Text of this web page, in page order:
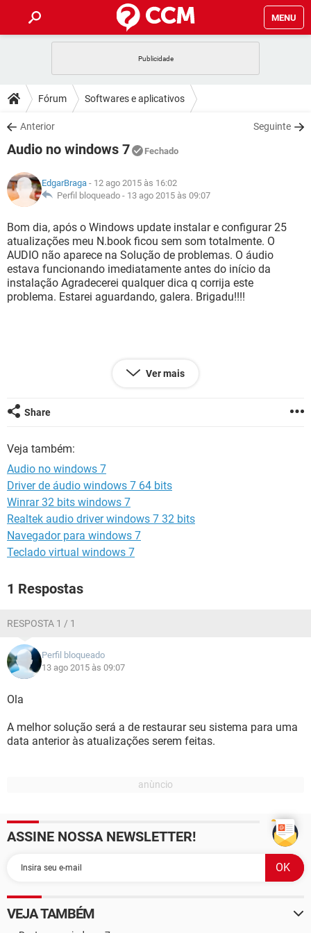
MENU
CELULAR FACEBOOK
OUTLOOK
INSTAGRAM GMAIL
GUIA DE COMPRAS
DICAS
JOGOS WHATSAPP
INSTAGRAM GMAIL
GUIA DE COMPRAS
DOWNLOADS
JOGOS WHATSAPP
CELULAR
OUTLOOK EXCEL
INSTAGRAM GMAIL
GUIA DE COMPRAS
JOGOS WHATSAPP
CELULAR
OUTLOOK EXCEL
INSTAGRAM GMAIL
GUIA DE COMPRAS
GLOSSÁRIO
JOGOS WHATSAPP
CELULAR FACEBOOK
OUTLOOK EXCEL
INSTAGRAM GMAIL
Fórum Softwares e aplicativos
Anterior Seguinte
Audio no windows 7 Fechado
EdgarBraga - 12 ago 2015 às 16:02
Perfil bloqueado - 13 ago 2015 às 09:07
Bom dia, após o Windows update instalar e configurar 25
atualizações meu N.book ficou sem som totalmente. O
AUDIO não aparece na Solução de problemas. O áudio
estava funcionando imediatamente antes do início da
instalação Agradecerei qualquer dica q corrija este
problema. Estarei aguardando, galera. Brigadu!!!!
Ver mais
Share
Veja também:
Audio no windows 7
Driver de áudio windows 7 64 bits
Winrar 32 bits windows 7
Realtek audio driver windows 7 32 bits
Navegador para windows 7
Teclado virtual windows 7
1 Respostas
RESPOSTA 1 / 1
Perfil bloqueado
13 ago 2015 às 09:07
Ola
A melhor solução será a de restaurar seu sistema para uma
data anterior às atualizações serem feitas.
ASSINE NOSSA NEWSLETTER!
VEJA TAMBÉM